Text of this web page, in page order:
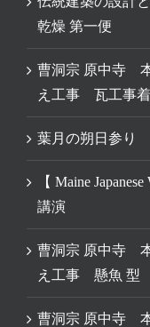
乾燥 第一便
曹洞宗 原中寺
え工事 瓦工事
葉月の朔日参り
【 Maine
講演
曹洞宗 原中寺
え工事 懸魚 型
曹洞宗 原中寺